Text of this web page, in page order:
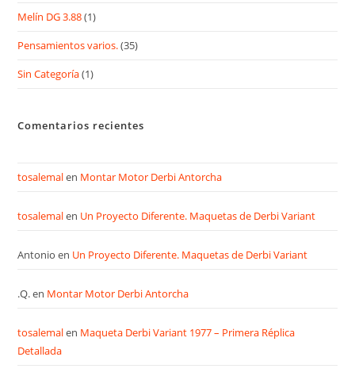
Melín DG 3.88(1)
Pensamientos varios.(35)
Sin Categoría(1)
Comentarios recientes
tosalemalen Montar Motor Derbi Antorcha
tosalemalen Un Proyecto Diferente. Maquetas de Derbi Variant
Antonio en Un Proyecto Diferente. Maquetas de Derbi Variant
.Q.en Montar Motor Derbi Antorcha
tosalemalen Maqueta Derbi Variant 1977 – Primera Réplica
Detallada